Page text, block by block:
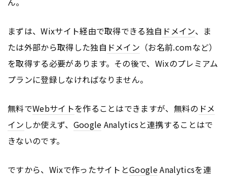
まずは、Wixサイト経由で取得できる独自 ドメイン、ま
たは外部から取得した独自 ドメイン （お名前.comなど）
を取得する必要があります。その後で、Wixのプレミアム
プランに登録しなければなりません。
無料でWebサイトを作ることはできますが、無料の ドメ
イン しか使えず、 Google Analyticsと連携することはで
きないのです。
ですから、Wixで作ったサイトとGoogleAnalyticsを連